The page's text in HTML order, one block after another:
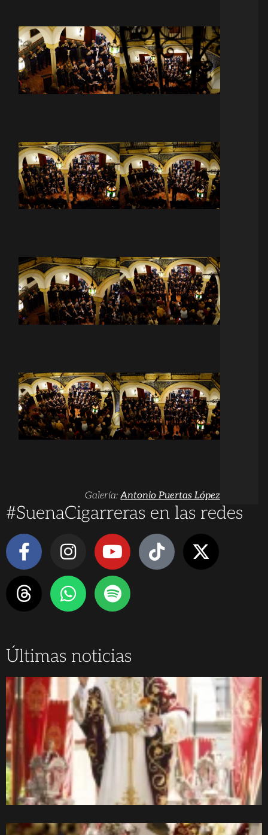
Galería:Antonio Puertas López
#SuenaCigarreras en las redes
Últimas noticias